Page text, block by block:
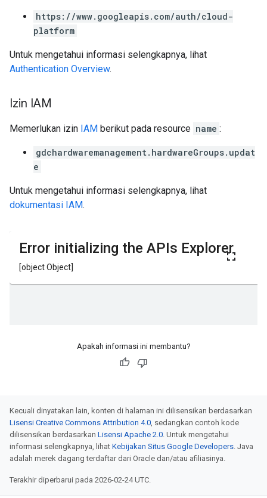
https://www.googleapis.com/auth/cloud-
platform
Untuk mengetahui informasi selengkapnya, lihat
Authentication Overview.
Izin IAM
Memerlukan izin IAM berikut pada resource name :
gdchardwaremanagement.hardwareGroups.updat
e
Untuk mengetahui informasi selengkapnya, lihat
dokumentasi IAM.
Apakah informasi ini membantu?
Kecuali dinyatakan lain, konten di halaman ini dilisensikan berdasarkan
Lisensi Creative Commons Attribution 4.0, sedangkan contoh kode
dilisensikan berdasarkan Lisensi Apache 2.0. Untuk mengetahui
informasi selengkapnya, lihat Kebijakan Situs Google Developers. Java
adalah merek dagang terdaftar dari Oracle dan/atau afiliasinya.
Terakhir diperbarui pada 2026-02-24 UTC.